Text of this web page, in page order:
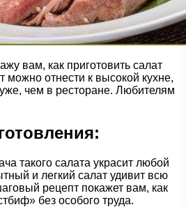
вам, как приготовить салат
можно отнести к высокой кухне,
чем в ресторане. Любителям
такого салата украсит любой
и легкий салат удивит всю
рецепт покажет вам, как
без особого труда.